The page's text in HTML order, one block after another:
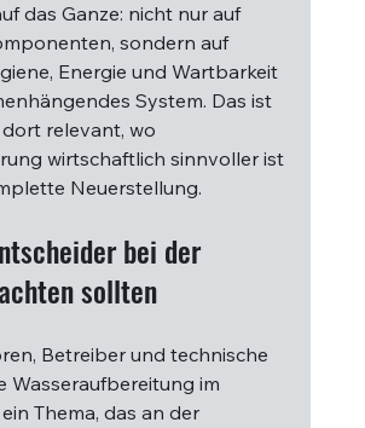
das Ganze: nicht nur auf
sondern auf
Energie und Wartbarkeit
System. Das ist
relevant, wo
wirtschaftlich sinnvoller ist
Neuerstellung.
bei der
sollten
Betreiber und technische
Wasseraufbereitung im
Thema, das an der